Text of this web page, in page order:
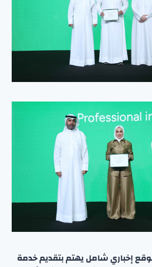
إخباري شامل يهتم بتقديم خدمة